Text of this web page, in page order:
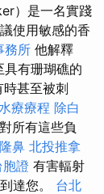
）是一名實踐
使用敏感的香
務所 他解釋
具有珊瑚礁的
甚至被刺
療療程 除白
所有這些負
隆鼻 北投推拿
胞證 有害輻射
達您。 台北